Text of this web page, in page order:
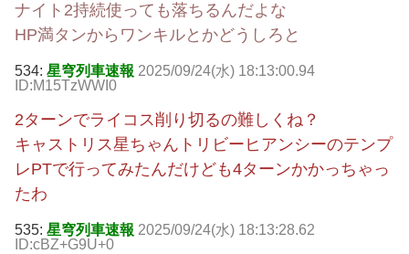
ナイト2持続使っても落ちるんだよな
HP満タンからワンキルとかどうしろと
534: 星穹列車速報 2025/09/24(水) 18:13:00.94
ID:M15TzWWI0
2ターンでライコス削り切るの難しくね？
キャストリス星ちゃんトリビーヒアンシーのテンプ
レPTで行ってみたんだけども4ターンかかっちゃっ
たわ
535: 星穹列車速報 2025/09/24(水) 18:13:28.62
ID:cBZ+G9U+0